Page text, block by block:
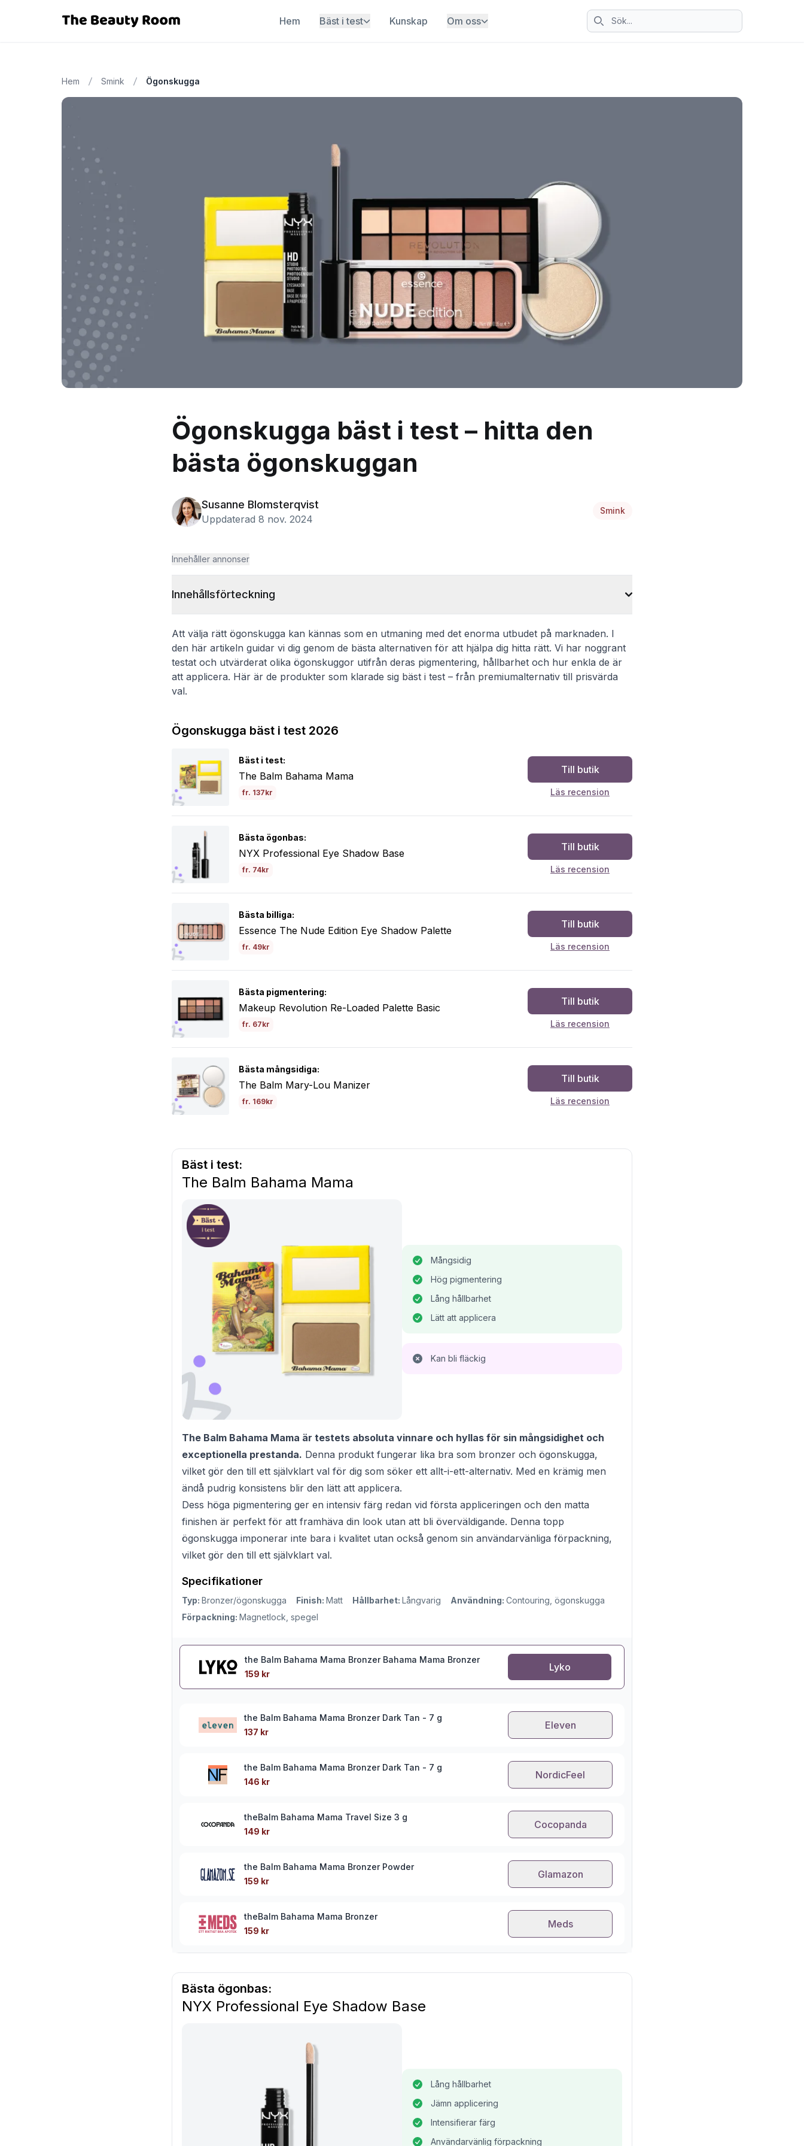
Sök ikon
Hem Bäst i test Kunskap Om oss
Hem Smink Ögonskugga
Ögonskugga bäst i test – hitta den
bästa ögonskuggan
Susanne Blomsterqvist
Uppdaterad 8 nov. 2024
Smink
Innehåller annonser
Innehållsförteckning
Att välja rätt ögonskugga kan kännas som en utmaning med det enorma utbudet på marknaden. I
den här artikeln guidar vi dig genom de bästa alternativen för att hjälpa dig hitta rätt. Vi har noggrant
testat och utvärderat olika ögonskuggor utifrån deras pigmentering, hållbarhet och hur enkla de är
att applicera. Här är de produkter som klarade sig bäst i test – från premiumalternativ till prisvärda
val.
Ögonskugga bäst i test 2026
Bäst i test:
The Balm Bahama Mama
fr. 137kr
Till butik
Läs recension
Bästa ögonbas:
NYX Professional Eye Shadow Base
fr. 74kr
Till butik
Läs recension
Bästa billiga:
Essence The Nude Edition Eye Shadow Palette
fr. 49kr
Till butik
Läs recension
Bästa pigmentering:
Makeup Revolution Re-Loaded Palette Basic
fr. 67kr
Till butik
Läs recension
Bästa mångsidiga:
The Balm Mary-Lou Manizer
fr. 169kr
Till butik
Läs recension
Bäst i test:
The Balm Bahama Mama
Mångsidig
Hög pigmentering
Lång hållbarhet
Lätt att applicera
Kan bli fläckig
The Balm Bahama Mama är testets absoluta vinnare och hyllas för sin mångsidighet och
exceptionella prestanda. Denna produkt fungerar lika bra som bronzer och ögonskugga,
vilket gör den till ett självklart val för dig som söker ett allt-i-ett-alternativ. Med en krämig men
ändå pudrig konsistens blir den lätt att applicera.
Dess höga pigmentering ger en intensiv färg redan vid första appliceringen och den matta
finishen är perfekt för att framhäva din look utan att bli överväldigande. Denna topp
ögonskugga imponerar inte bara i kvalitet utan också genom sin användarvänliga förpackning,
vilket gör den till ett självklart val.
Specifikationer
Typ: Bronzer/ögonskugga Finish: Matt Hållbarhet: Långvarig Användning: Contouring, ögonskugga
Förpackning: Magnetlock, spegel
the Balm Bahama Mama Bronzer Bahama Mama Bronzer
159 kr
Lyko
the Balm Bahama Mama Bronzer Dark Tan - 7 g
137 kr
Eleven
the Balm Bahama Mama Bronzer Dark Tan - 7 g
146 kr
NordicFeel
theBalm Bahama Mama Travel Size 3 g
149 kr
Cocopanda
the Balm Bahama Mama Bronzer Powder
159 kr
Glamazon
theBalm Bahama Mama Bronzer
159 kr
Meds
Bästa ögonbas:
NYX Professional Eye Shadow Base
Lång hållbarhet
Jämn applicering
Intensifierar färg
Användarvänlig förpackning